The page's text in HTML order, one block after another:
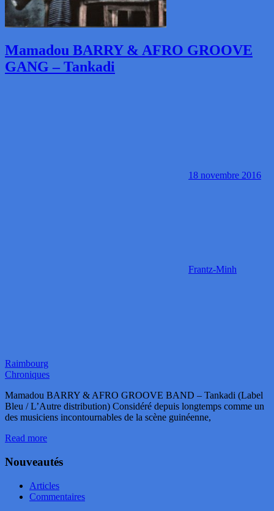
Mamadou BARRY & AFRO GROOVE
GANG – Tankadi
18 novembre 2016
Frantz-Minh
Raimbourg
Chroniques
Mamadou BARRY & AFRO GROOVE BAND – Tankadi (Label
Bleu / L’Autre distribution) Considéré depuis longtemps comme un
des musiciens incontournables de la scène guinéenne,
Read more
Nouveautés
Articles
Commentaires